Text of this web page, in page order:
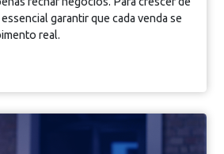
do mercado. O Produto Interno
avançou 1,1% em […]